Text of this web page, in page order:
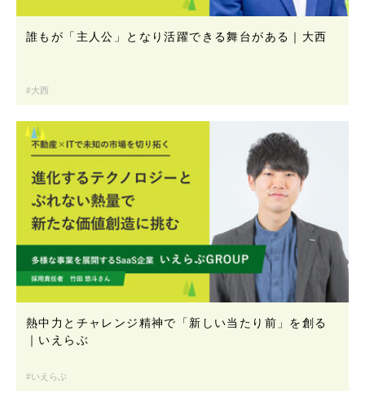
誰もが「主人公」となり活躍できる舞台がある｜大西
大西
熱中力とチャレンジ精神で「新しい当たり前」を創る
｜いえらぶ
いえらぶ